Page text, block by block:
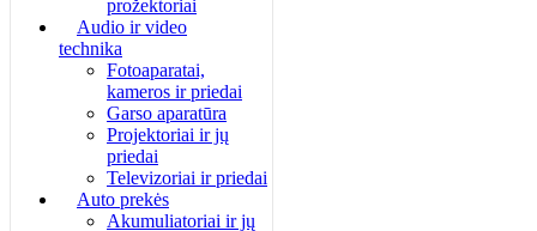
prožektoriai
Audio ir video
technika
Fotoaparatai,
kameros ir priedai
Garso aparatūra
Projektoriai ir jų
priedai
Televizoriai ir priedai
Auto prekės
Akumuliatoriai ir jų